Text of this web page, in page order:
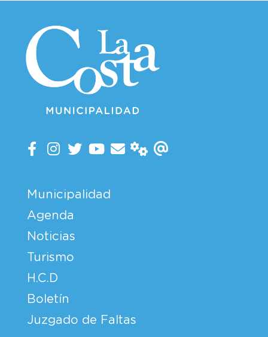
Municipalidad
Agenda
Noticias
Turismo
H.C.D
Boletín
Juzgado de Faltas